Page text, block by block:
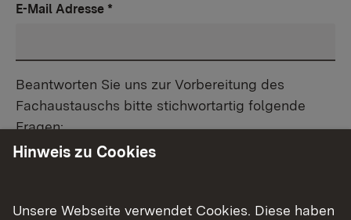
E-Mail Adresse *
Beantworten Sie uns zur Vorbereitung des
Fachaustauschs bitte stichwortartig folgende
Fragen:
Hinweis zu Cookies
Unsere Webseite verwendet Cookies. Diese haben